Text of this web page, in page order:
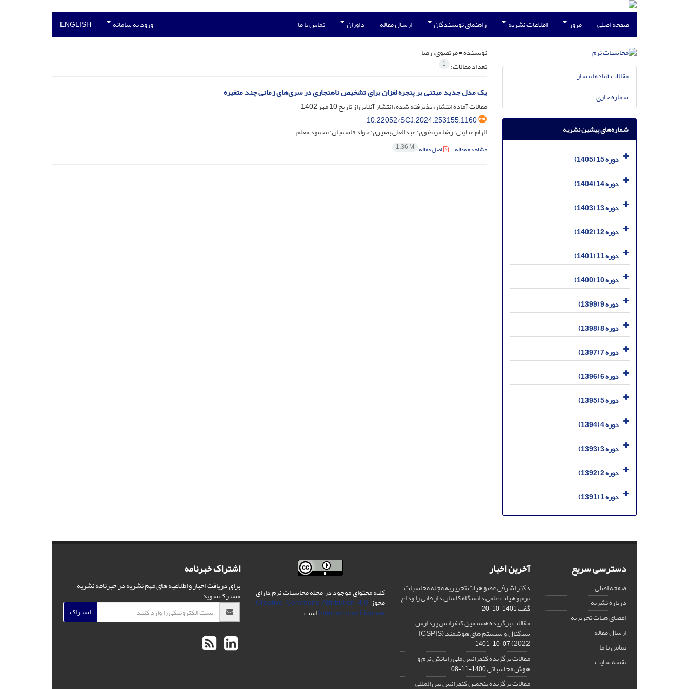
صفحه اصلی مرور اطلاعات نشریه راهنمای نویسندگان ارسال مقاله داوران تماس با ما ورود به سامانه ENGLISH
نویسنده =مرتضوی، رضا
تعداد مقالات: 1
یک مدل جدید مبتنی بر پنجره لغزان برای تشخیص ناهنجاری در سری‌های زمانی چند متغیره
مقالات آماده انتشار، پذیرفته شده، انتشار آنلاین از تاریخ10 مهر 1402
10.22052/SCJ.2024.253155.1160
الهام عنایتی؛ رضا مرتضوی؛ عبدالعلی بصیری؛ جواد قاسمیان؛ محمود معلم
مشاهده مقاله اصل مقاله 1.36 M
مقالات آماده انتشار
شماره جاری
شماره‌های پیشین نشریه
دوره 15 (1405)
دوره 14 (1404)
دوره 13 (1403)
دوره 12 (1402)
دوره 11 (1401)
دوره 10 (1400)
دوره 9 (1399)
دوره 8 (1398)
دوره 7 (1397)
دوره 6 (1396)
دوره 5 (1395)
دوره 4 (1394)
دوره 3 (1393)
دوره 2 (1392)
دوره 1 (1391)
دسترسی سریع
صفحه اصلی
درباره نشریه
اعضای هیات تحریریه
ارسال مقاله
تماس با ما
نقشه سایت
آخرین اخبار
دکتر اشرفی عضو هیات تحریریه مجله محاسبات
نرم و هیات علمی دانشگاه کاشان دار فانی را وداع
گفت1401-10-20
مقالات برگزیده هشتمین کنفرانس پردازش
سیگنال و سیستم های هوشمند (ICSPIS
2022)
1401-10-07
مقالات برگزیده کنفرانس ملی رایانش نرم و
هوش محاسباتی1400-11-08
مقالات برگزیده پنجمین کنفرانس بین المللی
کلیه محتوای موجود در مجله محاسبات نرم دارای
مجوز Creative Commons Attribution 4.0
International Licenseاست.
اشتراک خبرنامه
برای دریافت اخبار و اطلاعیه های مهم نشریه در خبرنامه نشریه
مشترک شوید.
اشتراک